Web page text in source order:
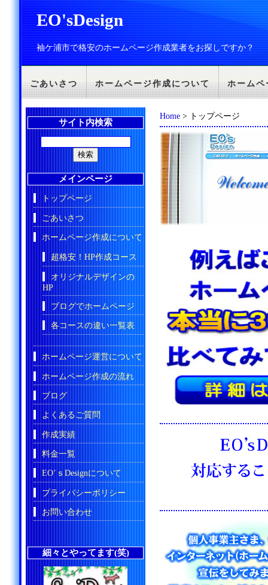
EO'sDesign
袖ケ浦市で格安のホームページ作成業者をお探しですか？
ごあいさつ ホームページ作成について ホームペ
Home > トップページ
サイト内検索
メインページ
トップページ
ごあいさつ
ホームページ作成について
超格安！HP作成コース
オリジナルデザインの
HP
ブログでホームページ
各コースの違い一覧表
ホームページ運営について
ホームページ作成の流れ
ブログ
よくあるご質問
作成実績
料金一覧
EO’ｓDesignについて
プライバシーポリシー
お問い合わせ
細々とやってます(笑)